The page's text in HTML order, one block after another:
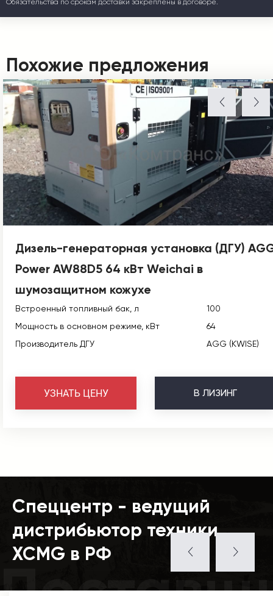
Обязательства по срокам доставки закреплены в договоре.
Похожие предложения
Дизель-генераторная установка (ДГУ)
Power AW88D5 64 кВт Weichai в
шумозащитном кожухе
Встроенный топливный бак, л
100
Мощность в основном режиме, кВт
64
Производитель ДГУ
AGG (KWISE)
В ЛИЗИНГ
УЗНАТЬ ЦЕНУ
Спеццентр - ведущий
дистрибьютор техники
XCMG в РФ